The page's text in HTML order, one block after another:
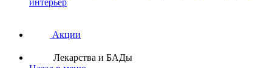
интерьер
Акции
Лекарства и БАДы